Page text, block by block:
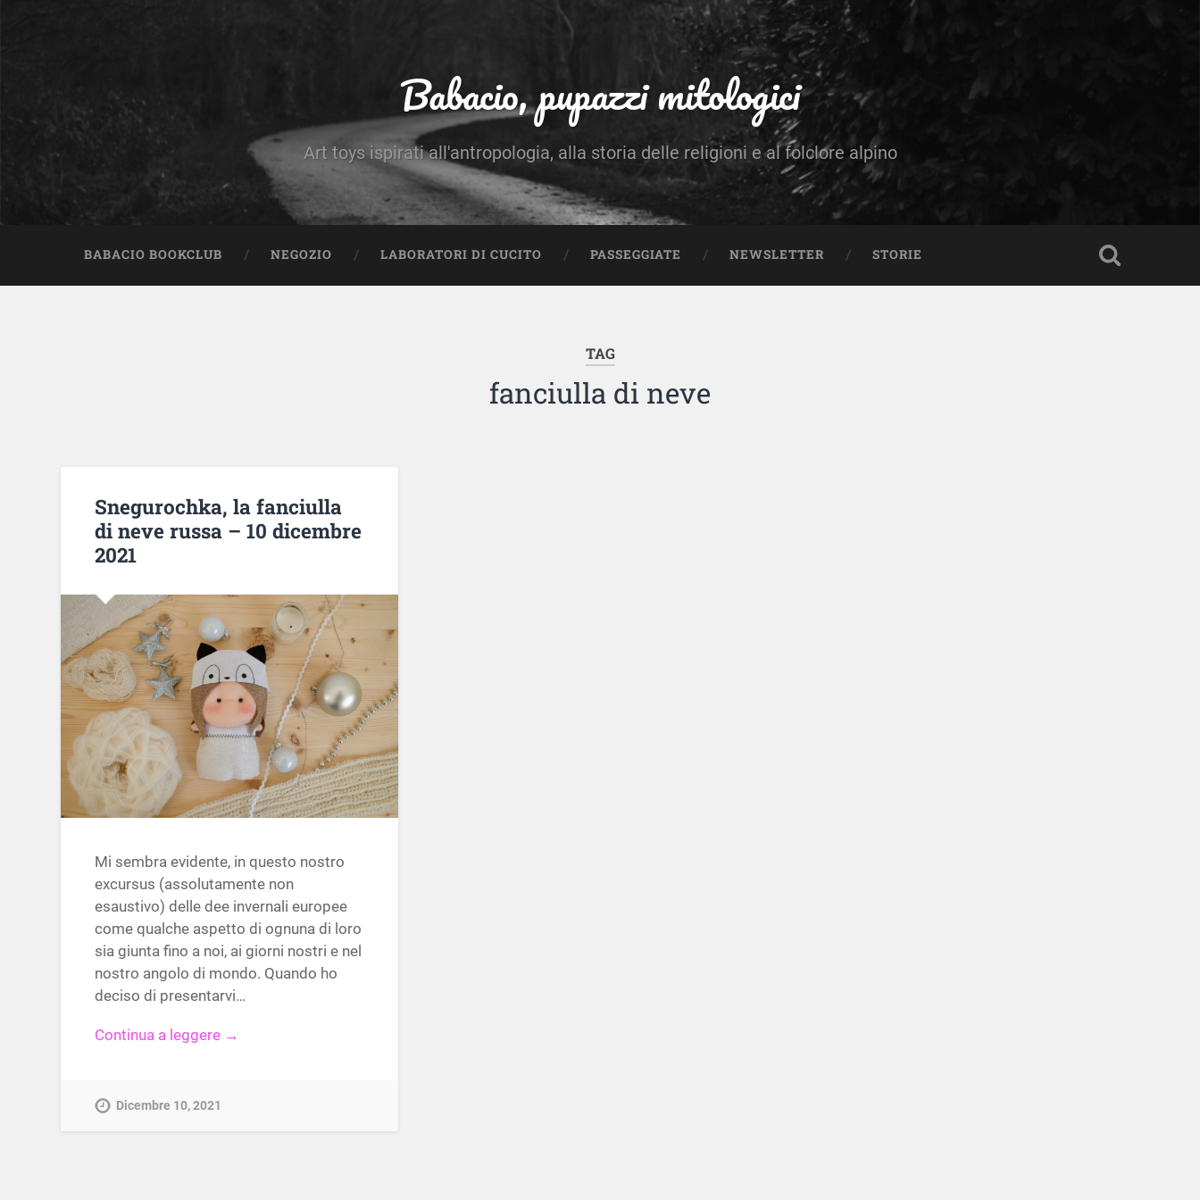
Babacio, pupazzi mitologici
Art toys ispirati all'antropologia, alla storia delle religioni e al folclore alpino
BABACIO BOOKCLUB NEGOZIO LABORATORI DI CUCITO PASSEGGIATE NEWSLETTER STORIE
TAG
fanciulla di neve
Snegurochka, la fanciulla
di neve russa – 10 dicembre
2021
Mi sembra evidente, in questo nostro
excursus (assolutamente non
esaustivo) delle dee invernali europee
come qualche aspetto di ognuna di loro
sia giunta fino a noi, ai giorni nostri e nel
nostro angolo di mondo. Quando ho
deciso di presentarvi…
Continua a leggere →
Dicembre 10, 2021